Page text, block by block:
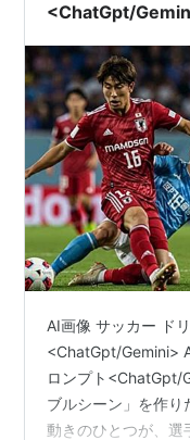
<ChatGpt/
AI画像 サッカー ド
<ChatGpt/Gemini>
ロンプト<ChatGpt/
ブルシーン」を作り
動きのひとつが、選